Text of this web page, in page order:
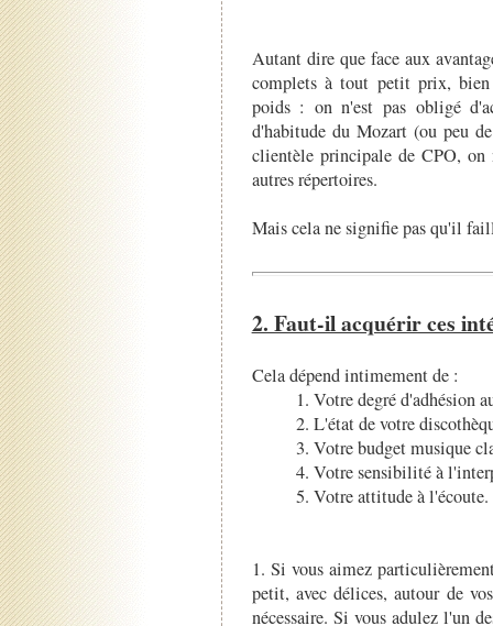
Autant dire que face aux
complets à tout petit prix, bien
poids : on n'est pas obligé
d'habitude du Mozart (ou peu
clientèle principale de CPO,
autres répertoires.
Mais cela ne signifie pas qu'il
2. Faut-il acquérir ces
Cela dépend intimement de :
1. Votre degré d'adhésion
2. L'état de votre
3. Votre budget musique
4. Votre sensibilité à
5. Votre attitude à l'écoute.
1. Si vous aimez
petit, avec délices, autour de
nécessaire. Si vous adulez l'un